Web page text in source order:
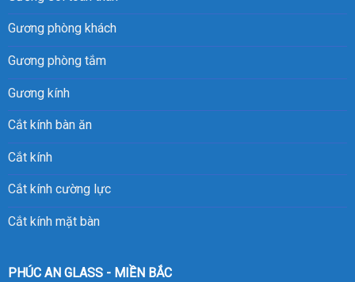
Gương phòng khách
Gương phòng tắm
Gương kính
Cắt kính bàn ăn
Cắt kính
Cắt kính cường lực
Cắt kính mặt bàn
PHÚC AN GLASS - MIỀN BẮC